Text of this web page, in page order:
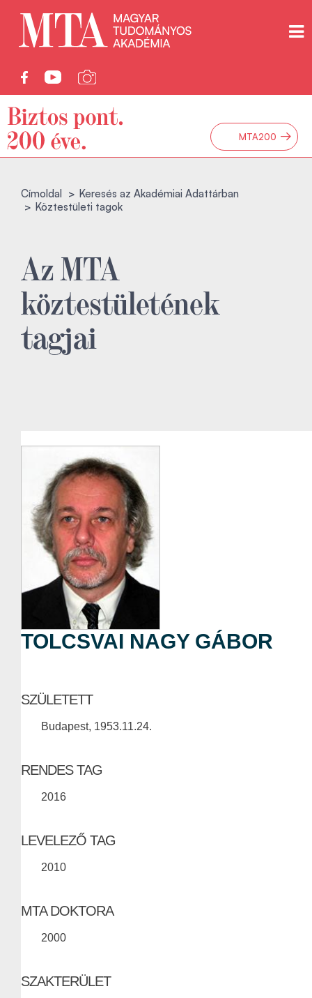
MTA200 →
Címoldal
Keresés az Akadémiai Adattárban
Köztestületi tagok
Az MTA
köztestületének
tagjai
TOLCSVAI NAGY GÁBOR
SZÜLETETT
Budapest, 1953.11.24.
RENDES TAG
2016
LEVELEZŐ TAG
2010
MTA DOKTORA
2000
SZAKTERÜLET